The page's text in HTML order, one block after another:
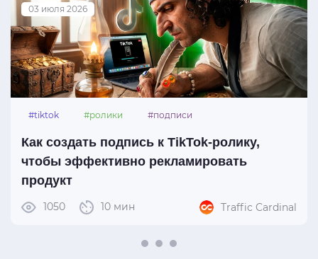
03 июля 2026
#tiktok #ролики #подписи
Как создать подпись к TikTok-ролику,
чтобы эффективно рекламировать
продукт
1050 10 мин Traffic Cardinal